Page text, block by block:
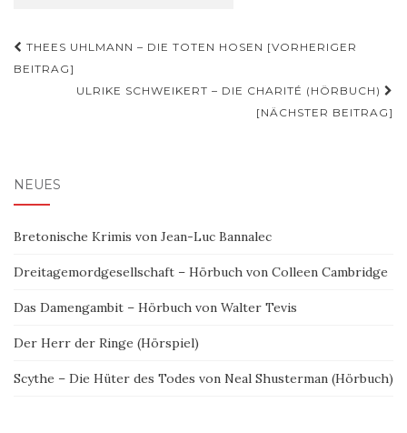
Beitragsnavigation
THEES UHLMANN – DIE TOTEN HOSEN [VORHERIGER
BEITRAG]
ULRIKE SCHWEIKERT – DIE CHARITÉ (HÖRBUCH)
[NÄCHSTER BEITRAG]
NEUES
Bretonische Krimis von Jean-Luc Bannalec
Dreitagemordgesellschaft – Hörbuch von Colleen Cambridge
Das Damengambit – Hörbuch von Walter Tevis
Der Herr der Ringe (Hörspiel)
Scythe – Die Hüter des Todes von Neal Shusterman (Hörbuch)